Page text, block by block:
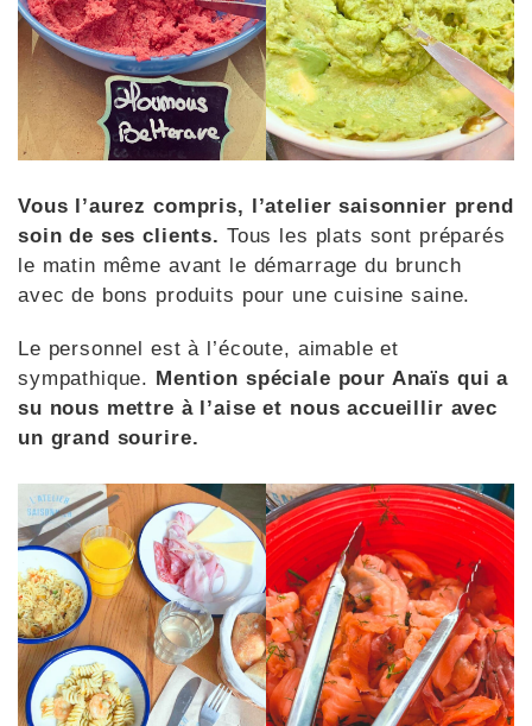
Vous l’aurez compris, l’atelier saisonnier prend
soin de ses clients. Tous les plats sont préparés
le matin même avant le démarrage du brunch
avec de bons produits pour une cuisine saine.
Le personnel est à l’écoute, aimable et
sympathique. Mention spéciale pour Anaïs qui a
su nous mettre à l’aise et nous accueillir avec
un grand sourire.